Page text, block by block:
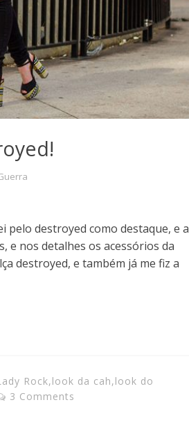
pelo destroyed como destaque, e a
e nos detalhes os acessórios da
destroyed, e também já me fiz a
Rock,look da cah,look do
3 Comments